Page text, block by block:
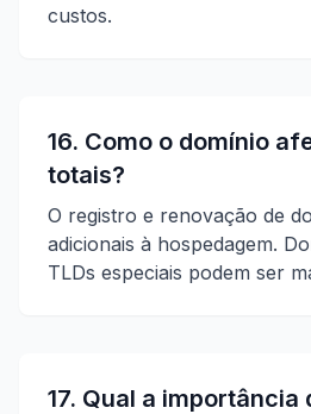
custos.
16. Como o domínio
totais?
O registro e renovação de
adicionais à hospedagem.
TLDs especiais podem ser
17. Qual a